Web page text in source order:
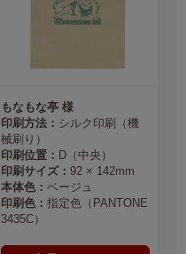
もなもな亭 様
印刷方法： シルク印刷（機
械刷り）
印刷位置： D（中央）
印刷サイズ： 92 × 142mm
本体色： ベージュ
印刷色： 指定色（PANTONE
3435C）